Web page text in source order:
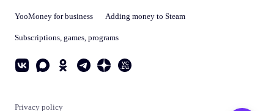
YooMoney for business Adding money to Steam
Subscriptions, games, programs
Privacy policy